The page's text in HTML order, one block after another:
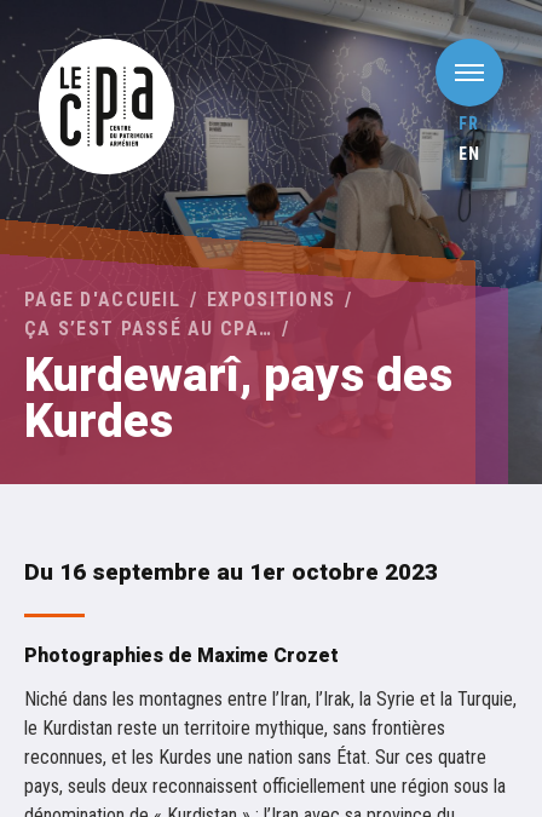
FR
EN
PAGE D'ACCUEIL
EXPOSITIONS
ÇA S’EST PASSÉ AU CPA…
Kurdewarî, pays des
Kurdes
Du 16 septembre au 1er octobre 2023
Photographies de Maxime Crozet
Niché dans les montagnes entre l’Iran, l’Irak, la Syrie et la Turquie,
le Kurdistan reste un territoire mythique, sans frontières
reconnues, et les Kurdes une nation sans État. Sur ces quatre
pays, seuls deux reconnaissent officiellement une région sous la